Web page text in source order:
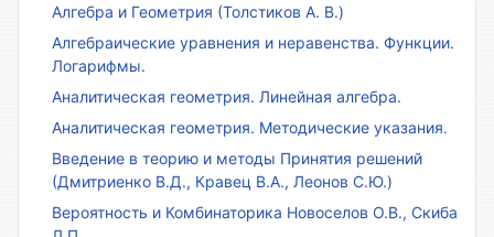
Алгебра и Геометрия (Толстиков А. В.)
Алгебраические уравнения и неравенства. Функции.
Логарифмы.
Аналитическая геометрия. Линейная алгебра.
Аналитическая геометрия. Методические указания.
Введение в теорию и методы Принятия решений
(Дмитриенко В.Д., Кравец В.А., Леонов С.Ю.)
Вероятность и Комбинаторика Новоселов О.В., Скиба